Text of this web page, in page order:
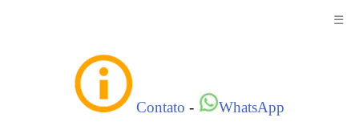
☰
Contato - WhatsApp